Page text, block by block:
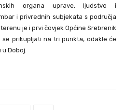
organa uprave, ljudstvo i
i privrednih subjekata s područja
je i prvi čovjek Općine Srebrenik
se prikupljati na tri punkta, odakle će
Doboj.